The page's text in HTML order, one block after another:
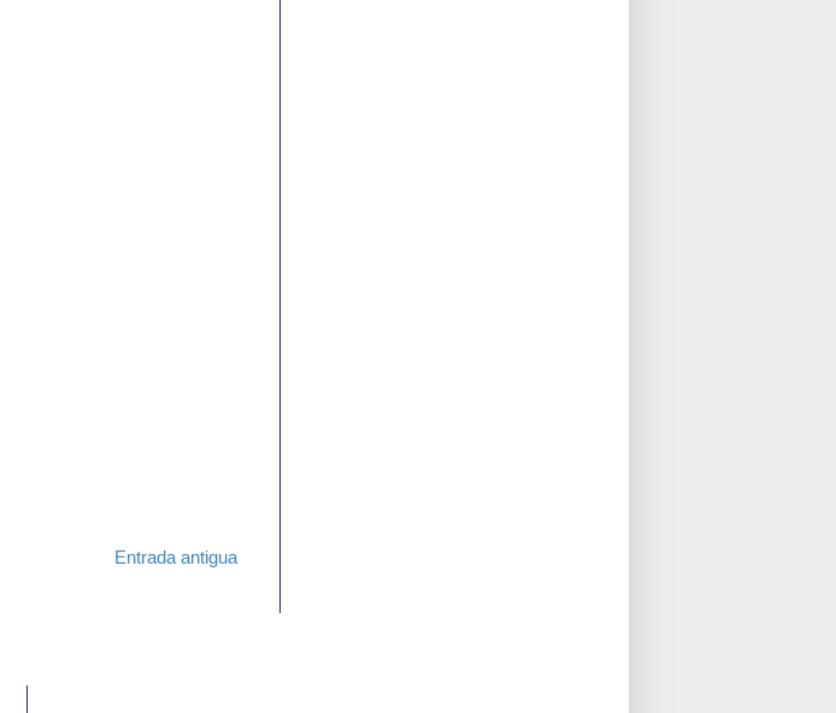
Entrada antigua